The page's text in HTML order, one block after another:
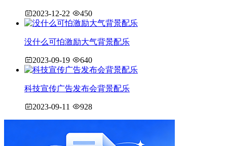
2023-12-22 450
没什么可怕激励大气背景配乐
2023-09-19 640
科技宣传广告发布会背景配乐
2023-09-11 928